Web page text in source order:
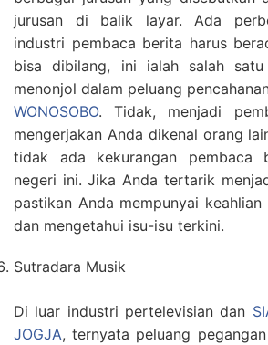
jurusan di balik layar. Ada
industri pembaca berita harus
bisa dibilang, ini ialah salah satu
menonjol dalam peluang
WONOSOBO. Tidak, menjadi
mengerjakan Anda dikenal orang
tidak ada kekurangan pembaca
negeri ini. Jika Anda tertarik
pastikan Anda mempunyai
dan mengetahui isu-isu terkini.
Sutradara Musik
Di luar industri pertelevisian dan
JOGJA, ternyata peluang pegangan